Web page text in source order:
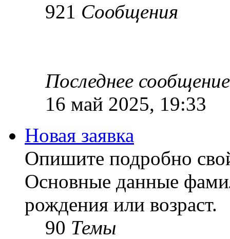
921 Сообщения
Последнее сообщение
16 май 2025, 19:33
Новая заявка
Опишите подробно
Основные данные
рождения или возраст.
90 Темы